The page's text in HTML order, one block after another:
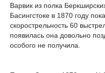
Варвик из полка
Басингстоке в 1870 году
скорострельность 60
появилась она довольно
особого не получила.